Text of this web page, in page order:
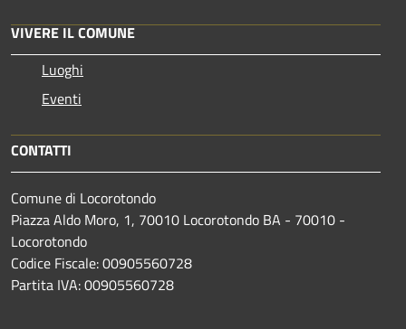
VIVERE IL COMUNE
Luoghi
Eventi
CONTATTI
Comune di Locorotondo
Piazza Aldo Moro, 1, 70010 Locorotondo BA - 70010 -
Locorotondo
Codice Fiscale: 00905560728
Partita IVA: 00905560728